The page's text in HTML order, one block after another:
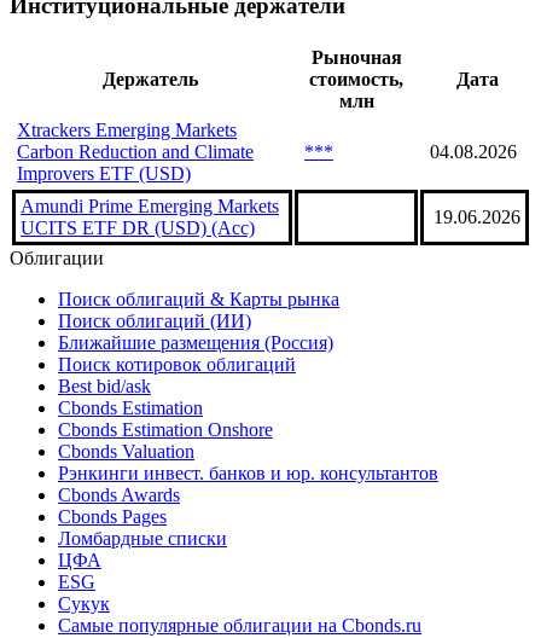
Институциональные держатели
Держатель
Рыночная
стоимость,
млн
Дата
Xtrackers Emerging Markets
Carbon Reduction and Climate
Improvers ETF (USD)
*** 04.08.2026
Amundi Prime Emerging Markets
UCITS ETF DR (USD) (Acc)
19.06.2026
Облигации
Поиск облигаций & Карты рынка
Поиск облигаций (ИИ)
Ближайшие размещения (Россия)
Поиск котировок облигаций
Best bid/ask
Cbonds Estimation
Cbonds Estimation Onshore
Cbonds Valuation
Рэнкинги инвест. банков и юр. консультантов
Cbonds Awards
Cbonds Pages
Ломбардные списки
ЦФА
ESG
Сукук
Самые популярные облигации на Cbonds.ru